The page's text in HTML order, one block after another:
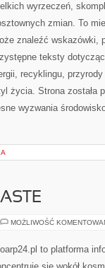
wyrzeczeń,
zmian. To
znaleźć wskazówki,
teksty
recyklingu,
życia. Strona została
wyzwania
MOŻLIWOŚĆ
to platforma